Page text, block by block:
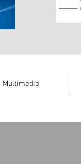
Multimedia